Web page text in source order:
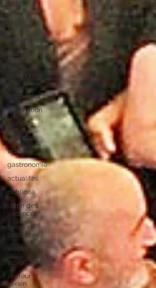
DMC
vidéo qui
beaux-arts
tourisme
randonnée
vidéo
rétro... d'or !
destination
portraits
agenda
vidéos
gastronomie
actualités
publicité
salon des
vacances
flyers et
brochures
webinaire
advertorial
secteur
aérien